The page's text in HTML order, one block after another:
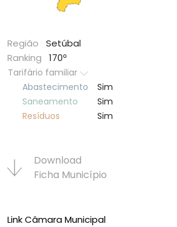
Região
Setúbal
Ranking
170º
Tarifário familiar
Abastecimento
Sim
Saneamento
Sim
Resí­duos
Sim
Download
Ficha Municí­pio
Link Câmara Municipal